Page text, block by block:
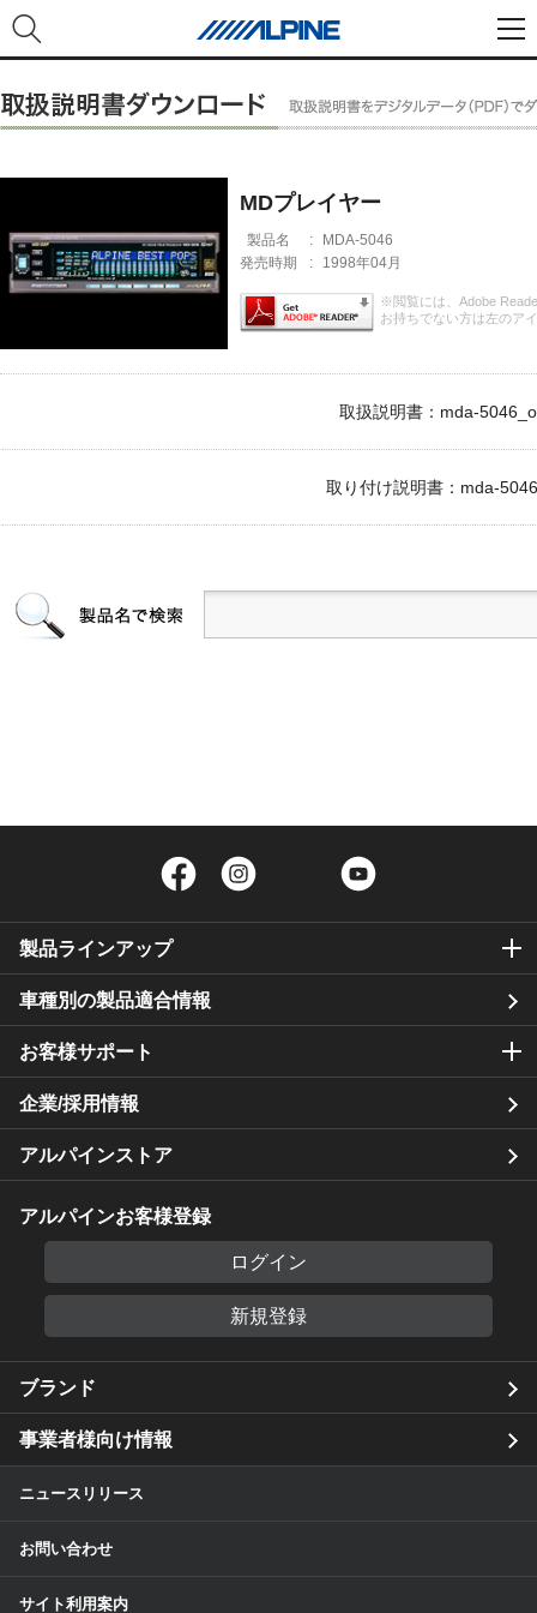
MDプレイヤー
製品名 :
MDA-5046
発売時期
: 1998年04月
※閲覧には、Adobe
お持ちでない方は左のア
取扱説明書：mda-
取り付け説明書：mda-
Facebook Twitter
製品ラインアップ
車種別の製品適合情報
お客様サポート
企業/採用情報
アルパインストア
アルパインお客様登録
ログイン
新規登録
ブランド
事業者様向け情報
ニュースリリース
お問い合わせ
サイト利用案内